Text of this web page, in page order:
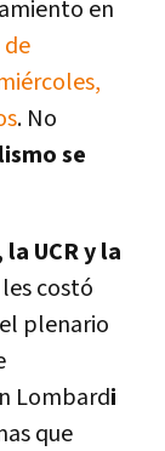
en
. No
se
la UCR y la
costó
plenario
Lombardi
que